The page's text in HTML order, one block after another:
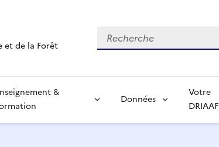
et de la Forêt
Recherche
&
Données
Votre
DRIAAF